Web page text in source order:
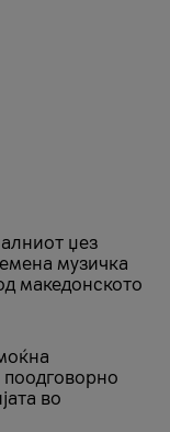
џез
музичка
македонското
во